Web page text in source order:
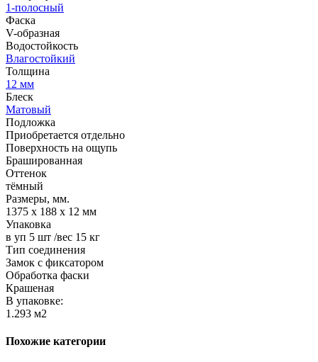
1-полосный
Фаска
V-образная
Водостойкость
Влагостойкий
Толщина
12 мм
Блеск
Матовый
Подложка
Приобретается отдельно
Поверхность на ощупь
Брашированная
Оттенок
тёмный
Размеры, мм.
1375 х 188 х 12 мм
Упаковка
в уп 5 шт /вес 15 кг
Тип соединения
Замок с фиксатором
Обработка фаски
Крашеная
В упаковке:
1.293 м2
Похожие категории